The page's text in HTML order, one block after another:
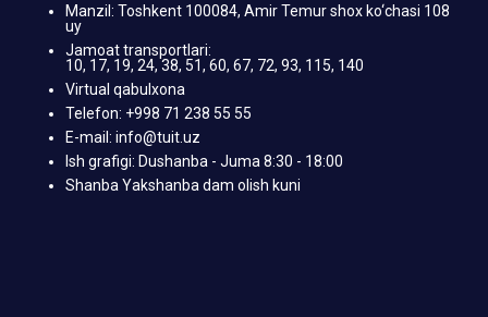
Manzil: Toshkent 100084, Amir Temur shox ko‘chasi 108
uy
Jamoat transportlari:
10, 17, 19, 24, 38, 51, 60, 67, 72, 93, 115, 140
Virtual qabulxona
Telefon: +998 71 238 55 55
E-mail: info@tuit.uz
Ish grafigi: Dushanba - Juma 8:30 - 18:00
Shanba Yakshanba dam olish kuni